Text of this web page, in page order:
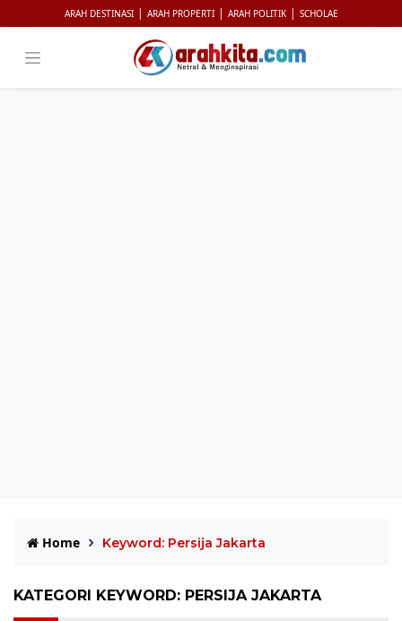
ARAH DESTINASI | ARAH PROPERTI | ARAH POLITIK | SCHOLAE
Home Keyword: Persija Jakarta
KATEGORI KEYWORD: PERSIJA JAKARTA